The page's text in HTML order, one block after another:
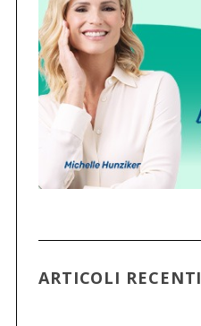
ARTICOLI RECENTI